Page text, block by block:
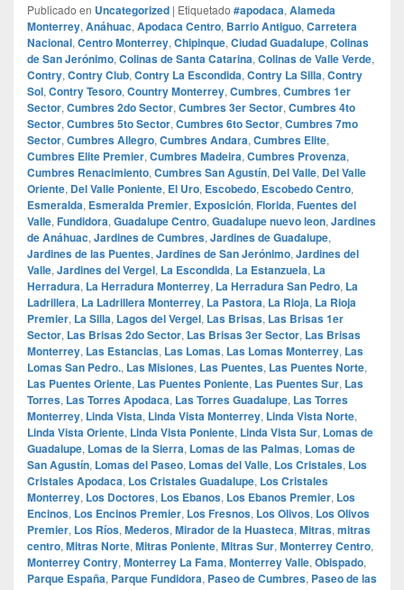
Publicado en Uncategorized | Etiquetado #apodaca, Alameda
Monterrey, Anáhuac, Apodaca Centro, Barrio Antiguo, Carretera
Nacional, Centro Monterrey, Chipinque, Ciudad Guadalupe, Colinas
de San Jerónimo, Colinas de Santa Catarina, Colinas de Valle Verde,
Contry, Contry Club, Contry La Escondida, Contry La Silla, Contry
Sol, Contry Tesoro, Country Monterrey, Cumbres, Cumbres 1er
Sector, Cumbres 2do Sector, Cumbres 3er Sector, Cumbres 4to
Sector, Cumbres 5to Sector, Cumbres 6to Sector, Cumbres 7mo
Sector, Cumbres Allegro, Cumbres Andara, Cumbres Elite,
Cumbres Elite Premier, Cumbres Madeira, Cumbres Provenza,
Cumbres Renacimiento, Cumbres San Agustín, Del Valle, Del Valle
Oriente, Del Valle Poniente, El Uro, Escobedo, Escobedo Centro,
Esmeralda, Esmeralda Premier, Exposición, Florida, Fuentes del
Valle, Fundidora, Guadalupe Centro, Guadalupe nuevo leon, Jardines
de Anáhuac, Jardines de Cumbres, Jardines de Guadalupe,
Jardines de las Puentes, Jardines de San Jerónimo, Jardines del
Valle, Jardines del Vergel, La Escondida, La Estanzuela, La
Herradura, La Herradura Monterrey, La Herradura San Pedro, La
Ladrillera, La Ladrillera Monterrey, La Pastora, La Rioja, La Rioja
Premier, La Silla, Lagos del Vergel, Las Brisas, Las Brisas 1er
Sector, Las Brisas 2do Sector, Las Brisas 3er Sector, Las Brisas
Monterrey, Las Estancias, Las Lomas, Las Lomas Monterrey, Las
Lomas San Pedro., Las Misiones, Las Puentes, Las Puentes Norte,
Las Puentes Oriente, Las Puentes Poniente, Las Puentes Sur, Las
Torres, Las Torres Apodaca, Las Torres Guadalupe, Las Torres
Monterrey, Linda Vista, Linda Vista Monterrey, Linda Vista Norte,
Linda Vista Oriente, Linda Vista Poniente, Linda Vista Sur, Lomas de
Guadalupe, Lomas de la Sierra, Lomas de las Palmas, Lomas de
San Agustín, Lomas del Paseo, Lomas del Valle, Los Cristales, Los
Cristales Apodaca, Los Cristales Guadalupe, Los Cristales
Monterrey, Los Doctores, Los Ebanos, Los Ebanos Premier, Los
Encinos, Los Encinos Premier, Los Fresnos, Los Olivos, Los Olivos
Premier, Los Ríos, Mederos, Mirador de la Huasteca, Mitras, mitras
centro, Mitras Norte, Mitras Poniente, Mitras Sur, Monterrey Centro,
Monterrey Contry, Monterrey La Fama, Monterrey Valle, Obispado,
Parque España, Parque Fundidora, Paseo de Cumbres, Paseo de las